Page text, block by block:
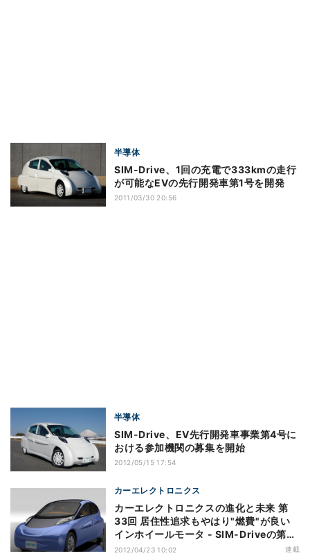
半導体
SIM-Drive、1回の充電で333kmの走行
が可能なEVの先行開発車第1号を開発
2011/03/30 20:56
半導体
SIM-Drive、EV先行開発車事業第4号に
おける参加機関の募集を開始
2012/05/15 17:54
カーエレクトロニクス
カーエレクトロニクスの進化と未来 第
33回 居住性追求もやはり"燃費"が良い
インホイールモータ - SIM-Driveの第2
号車
2012/04/23 10:02 連載